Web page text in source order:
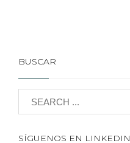
BUSCAR
SÍGUENOS EN LINKEDIN